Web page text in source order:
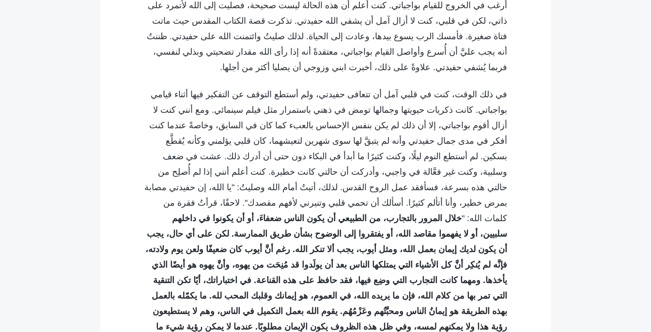
أرغب في الخروج للقيام بواجباتي. كنت أعلم أن هذه الحالة ليست صحيحة، فصليت إلى الله لأتمرد على
ذاتي، لكن في قلبي، كنت لا أزال آمل أن يشفي الله حفيدتي. تذكرت قصة الكتاب المقدس حيث ماتت
فتاة صغيرة. فأمسك الرب يسوع بيدها، وعادت إلى الحياة. لذلك صليتُ وائتمنت الله على حفيدتي. ظننتُ
أنه يجب عليَّ أن أُسرع وأواصل القيام بواجباتي، معتقدةً أنه إذا رأى الله مقدار تضحيتي وبذلي لنفسي،
فربما يُشفي حفيدتي. علاوةً على ذلك، أخبرت ابني وزوجي أن يصليا أكثر من أجلها.
في ذلك الوقت، كنت في قلبي آمل أن تتعافى حفيدتي، ولم أستطع التوقف عن التفكير فيها أثناء قيامي
بواجباتي. كانت ذكريات حيويتها وجمالها تومض في ذهني باستمرار مثل فيلم سينمائي. ومع أنني كنت لا
أزال أقوم بواجباتي، إلا أن ذلك لم يكن بنفس الإحساس بالعبء كما كان في السابق، وخاصةً عندما كنت
أفكر في مدى جمال حفيدتي وأنه لم يتبقَّ لها سوى شهرين لتعيشهما، كان قلبي يؤلمني وكأنه يُقطَّع
بسكين. لم أستطع النوم ليلًا، وكنت كثيرًا ما أبدأ في البكاء دون حتى أن أدرك ذلك. عشت في ضعف
وسلبية، وكنت غير فعَّالة في واجبي، وأدركت أن حالتي كانت خطيرة. كنت أعلم أنني إذا لم أُصلِح من
حالتي هذه بسرعة، فسأفقد عمل الروح القدس. لذلك، أتيتُ أمام الله وصليتُ: "يا الله، إن حفيدتي مصابة
بمرض خطير، وأنا أتألم كثيرًا. أسألك أن تحمي قلبي وتنيرني لأفهم مقصدك". لاحقًا، قرأتُ فقرة من
كلمات الله: "خلال المرور بالتجارب، من الطبيعي أن يكون الناس ضعفاءَ، أو أن يكونوا في داخلهم
سلبيين، أو لا يفهموا مقاصد الله، أو يفتقروا إلى الوضوح بشأن طريق الممارسة. لكن على أي حال، يجب
أن يكون لديك إيمان بعمل الله، ومثل أيوب، يجب ألا تنكر الله. رغم أنَّ أيوب كان ضعيفًا ولعن يوم ولادته،
فإنَّه لم يُنكِر أنَّ كل الأشياء التي يمتلكها الناس بعد أن يولَدوا قد مُنِحَت من يهوه، وأنَّ يهوه هو أيضًا الذي
يأخذها. ومهما كانت التجارب التي وضِع فيها، فقد حافظ على هذه القناعة. في اختباراتك، أيًا تكن التنقية
التي تمر بها من كلام الله، فإن ما يريده الله، في العموم، هو إيمانك وقلبك المحب لله. ما يكمّله بالعمل
بهذه الطريقة هو إيمانُ الناس ومحبَّتُهم وعَزْمُهُم. يقوم الله بعمل التكميل في الناس، وهم لا يستطيعون
رؤية هذا ولا يمكنهم لمسه، وفي ظل هذه الظروف يكون الإيمان مطلوبًا. عندما لا يمكن رؤية شيء ما